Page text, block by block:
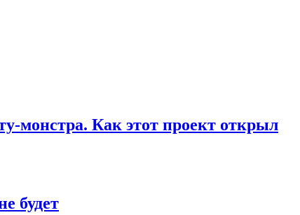
монстра. Как этот проект открыл
будет